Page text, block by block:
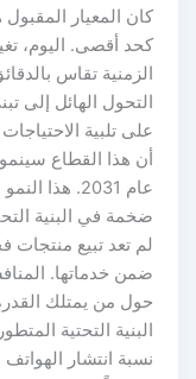
كان المعيار
كحد أقصى. اليوم،
الزمنية تقاس
التحول الهائل إلى
على تلبية
عام 2031.
ضخمة في البنية
لم تعد تبيع
ضمن خدماتها.
حول من يمتلك
البنية التحتية